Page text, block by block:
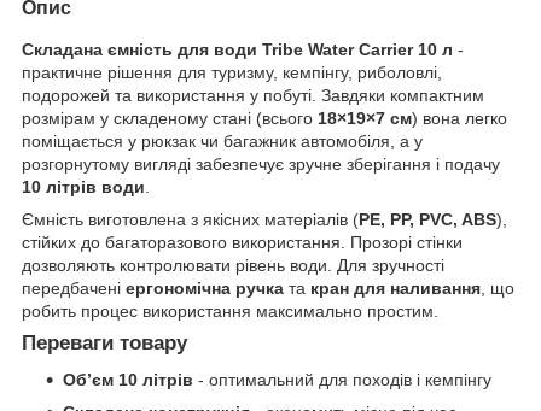
Опис
Складана ємність для води Tribe Water Carrier 10 л -
практичне рішення для туризму, кемпінгу, риболовлі,
подорожей та використання у побуті. Завдяки компактним
розмірам у складеному стані (всього 18×19×7 см) вона легко
поміщається у рюкзак чи багажник автомобіля, а у
розгорнутому вигляді забезпечує зручне зберігання і подачу
10 літрів води.
Ємність виготовлена з якісних матеріалів (PE, PP, PVC, ABS),
стійких до багаторазового використання. Прозорі стінки
дозволяють контролювати рівень води. Для зручності
передбачені ергономічна ручка та кран для наливання, що
робить процес використання максимально простим.
Переваги товару
Об’єм 10 літрів - оптимальний для походів і кемпінгу